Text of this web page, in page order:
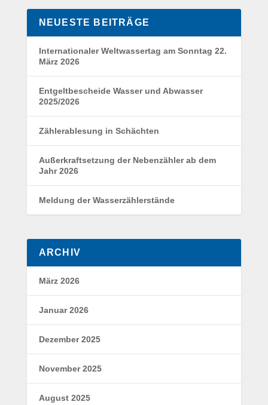
NEUESTE BEITRÄGE
Internationaler Weltwassertag am Sonntag 22.
März 2026
Entgeltbescheide Wasser und Abwasser
2025/2026
Zählerablesung in Schächten
Außerkraftsetzung der Nebenzähler ab dem
Jahr 2026
Meldung der Wasserzählerstände
ARCHIV
März 2026
Januar 2026
Dezember 2025
November 2025
August 2025